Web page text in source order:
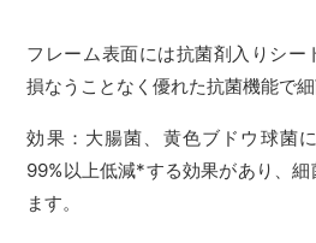
フレーム表面には抗菌剤入りシー
損なうことなく優れた抗菌機能で細
効果：大腸菌、黄色ブドウ球菌
99%以上低減*する効果があり、
ます。